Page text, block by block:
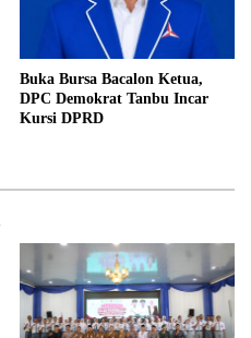
Buka Bursa Bacalon Ketua,
DPC Demokrat Tanbu Incar
Kursi DPRD